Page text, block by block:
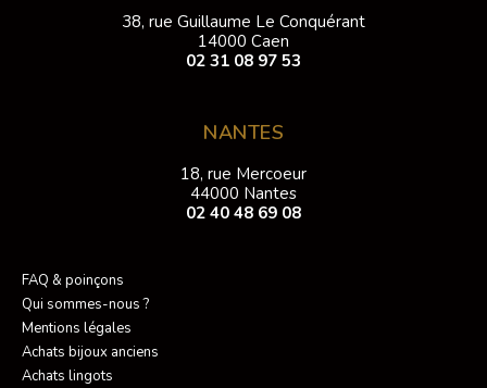
38, rue Guillaume Le Conquérant
14000 Caen
02 31 08 97 53
NANTES
18, rue Mercoeur
44000 Nantes
02 40 48 69 08
FAQ & poinçons
Qui sommes-nous ?
Mentions légales
Achats bijoux anciens
Achats lingots